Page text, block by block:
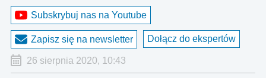
Subskrybuj nas na Youtube
Zapisz się na newsletter Dołącz do ekspertów
26 sierpnia 2020, 10:43